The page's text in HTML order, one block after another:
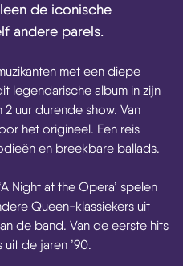
de iconische
andere parels.
met een diepe
legendarische album in zijn
uur durende show. Van
het origineel. Een reis
en breekbare ballads.
Night at the Opera’ spelen
Queen-klassiekers uit
de band. Van de eerste hits
de jaren ’90.